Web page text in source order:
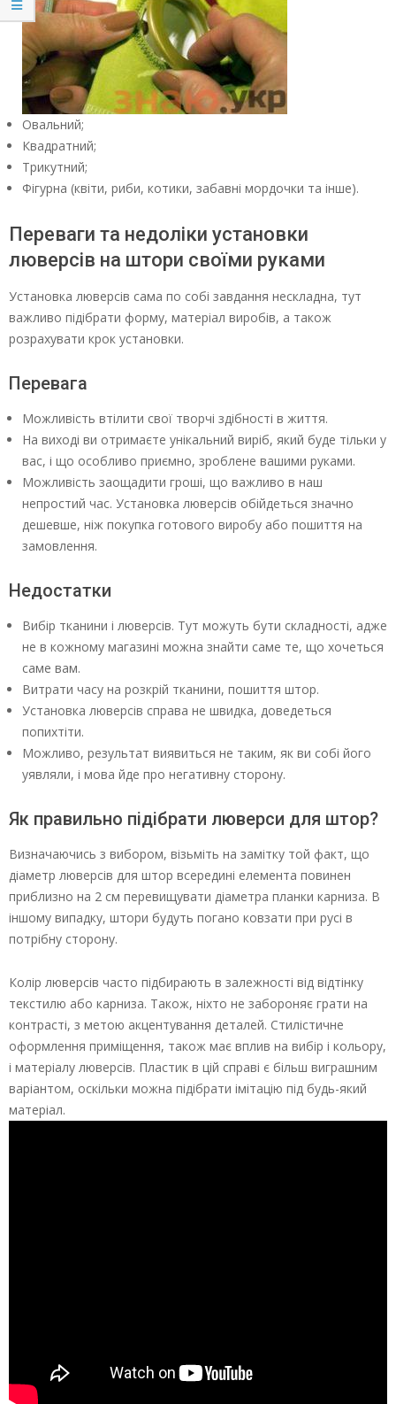
Овальний;
Квадратний;
Трикутний;
Фігурна (квіти, риби, котики, забавні мордочки та інше).
Переваги та недоліки установки
люверсів на штори своїми руками
Установка люверсів сама по собі завдання нескладна, тут
важливо підібрати форму, матеріал виробів, а також
розрахувати крок установки.
Перевага
Можливість втілити свої творчі здібності в життя.
На виході ви отримаєте унікальний виріб, який буде тільки у
вас, і що особливо приємно, зроблене вашими руками.
Можливість заощадити гроші, що важливо в наш
непростий час. Установка люверсів обійдеться значно
дешевше, ніж покупка готового виробу або пошиття на
замовлення.
Недостатки
Вибір тканини і люверсів. Тут можуть бути складності, адже
не в кожному магазині можна знайти саме те, що хочеться
саме вам.
Витрати часу на розкрій тканини, пошиття штор.
Установка люверсів справа не швидка, доведеться
попихтіти.
Можливо, результат виявиться не таким, як ви собі його
уявляли, і мова йде про негативну сторону.
Як правильно підібрати люверси для штор?
Визначаючись з вибором, візьміть на замітку той факт, що
діаметр люверсів для штор всередині елемента повинен
приблизно на 2 см перевищувати діаметра планки карниза. В
іншому випадку, штори будуть погано ковзати при русі в
потрібну сторону.
Колір люверсів часто підбирають в залежності від відтінку
текстилю або карниза. Також, ніхто не забороняє грати на
контрасті, з метою акцентування деталей. Стилістичне
оформлення приміщення, також має вплив на вибір і кольору,
і матеріалу люверсів. Пластик в цій справі є більш виграшним
варіантом, оскільки можна підібрати імітацію під будь-який
матеріал.